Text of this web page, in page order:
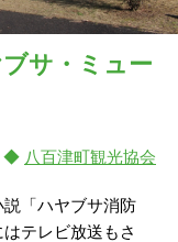
サ・ミュー
◆ 八百津町観光協会
「ハヤブサ消防
テレビ放送もさ